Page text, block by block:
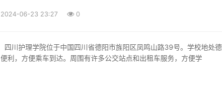
2024-06-23 23:27 0
便利，方便乘车到达。周围有许多公交站点和出租车服务，方便学